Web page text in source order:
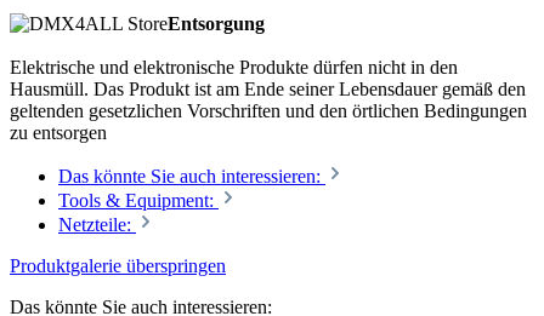
Entsorgung
Elektrische und elektronische Produkte dürfen nicht in den
Hausmüll. Das Produkt ist am Ende seiner Lebensdauer gemäß den
geltenden gesetzlichen Vorschriften und den örtlichen Bedingungen
zu entsorgen
Das könnte Sie auch interessieren:
Tools & Equipment:
Netzteile:
Produktgalerie überspringen
Das könnte Sie auch interessieren: